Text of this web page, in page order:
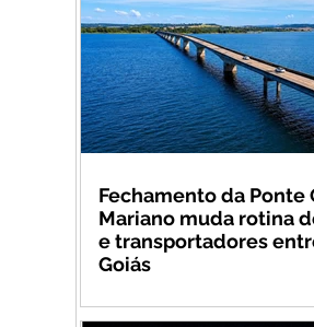
Fechamento da Ponte
Mariano muda rotina
e transportadores
Goiás